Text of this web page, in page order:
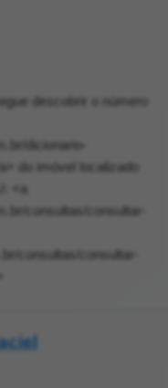
descobrir o número
dicionario-
do imóvel localizado
<a
consultas/consultar-
consultas/consultar-